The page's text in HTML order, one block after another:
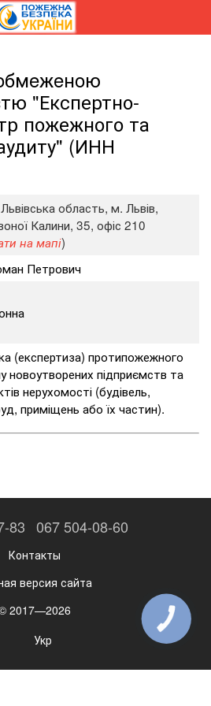
"Експертно-
пожежного та
(ИНН
область, м. Львів,
Калини, 35, офіс 210
на мапі)
Петрович
(експертиза) протипожежного
новоутворених підприємств та
нерухомості (будівель,
приміщень або їх частин).
83 067 504-08-60
Контакты
версия сайта
2017—2026
Укр
КНОПКА
ЗВ'ЯЗКУ